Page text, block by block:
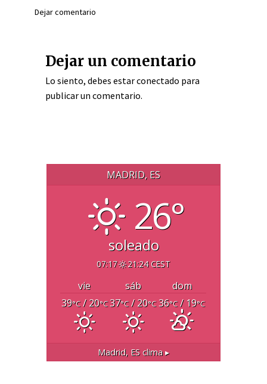
Dejar comentario
Dejar un comentario
Lo siento, debes estarconectado para
publicar un comentario.
MADRID, ES
26°
soleado
07:17 21:24 CEST
vie sáb
dom
39°C/ 20°C37°C/ 20°C 36°C/ 19°C
Madrid, ES clima ▸